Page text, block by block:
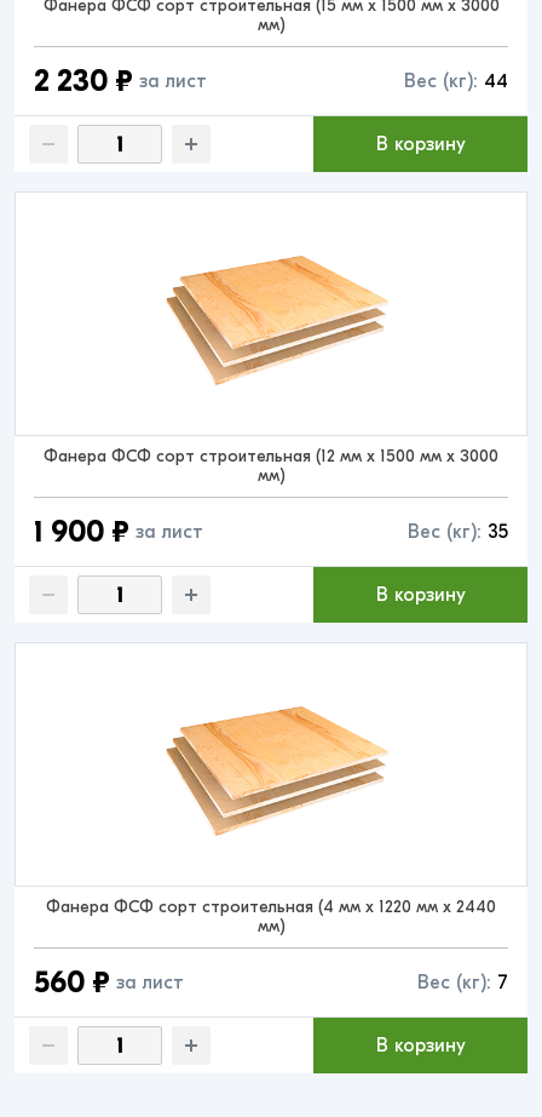
Фанера ФСФ сорт строительная (15 мм x 1500 мм x 3000
мм)
2 230 ₽ за лист Вес (кг): 44
В корзину
Фанера ФСФ сорт строительная (12 мм x 1500 мм x 3000
мм)
1 900 ₽ за лист Вес (кг): 35
В корзину
Фанера ФСФ сорт строительная (4 мм x 1220 мм x 2440
мм)
560 ₽ за лист Вес (кг): 7
В корзину